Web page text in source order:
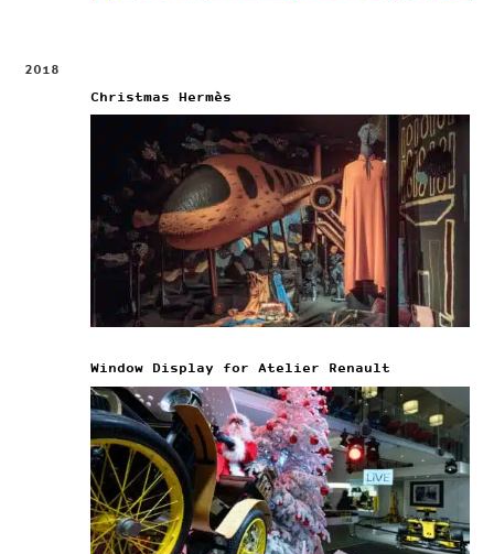
2018
Christmas Hermès
Window Display for Atelier Renault